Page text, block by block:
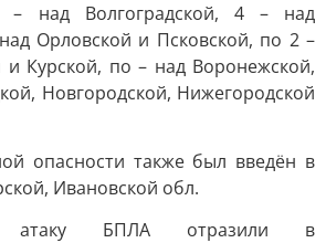
– над Волгоградской, 4 – над
Орловской и Псковской, по 2 –
и Курской, по – над Воронежской,
Новгородской, Нижегородской
опасности также был введён в
Ивановской обл.
атаку БПЛА отразили в